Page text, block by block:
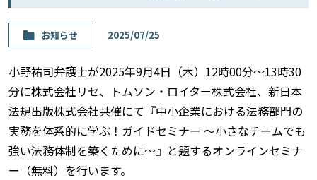
お知らせ 2025/07/25
小野祐司弁護士が2025年9月4日（木）12時00分～13時30
分に株式会社リセ、トムソン・ロイター株式会社、新日本
法規出版株式会社共催にて『中小企業における法務部門の
実務を体系的に学ぶ！ガイドセミナー ～小さなチームでも
強い法務体制を築くために～』と題するオンラインセミナ
ー（無料）を行います。